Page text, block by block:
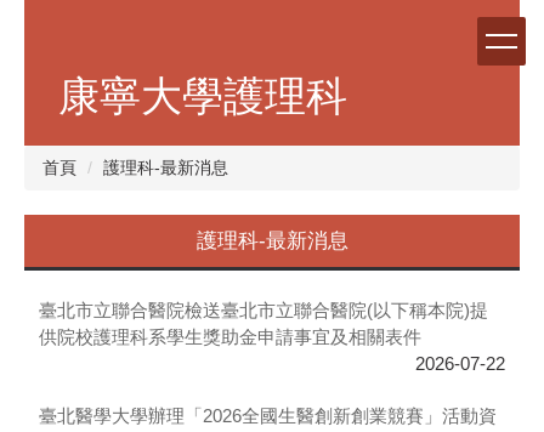
容
康寧大學護理科
首頁 護理科-最新消息
護理科-最新消息
臺北市立聯合醫院檢送臺北市立聯合醫院(以下稱本院)提
供院校護理科系學生獎助金申請事宜及相關表件
2026-07-22
臺北醫學大學辦理「2026全國生醫創新創業競賽」活動資